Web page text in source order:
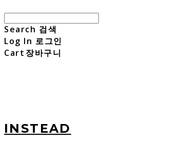
Search 검색
Log In 로그인
Cart 장바구니
INSTEAD